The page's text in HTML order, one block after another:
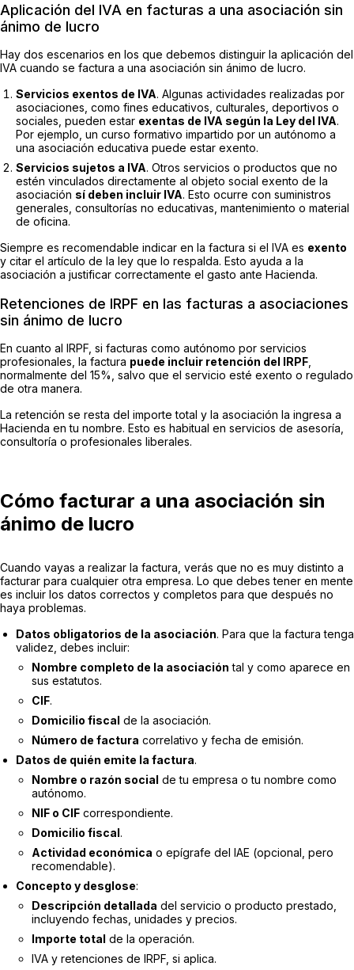
Aplicación del IVA en facturas a una asociación sin
ánimo de lucro
Hay dos escenarios en los que debemos distinguir la aplicación del
IVA cuando se factura a una asociación sin ánimo de lucro.
Servicios exentos de IVA. Algunas actividades realizadas por
asociaciones, como fines educativos, culturales, deportivos o
sociales, pueden estar exentas de IVA según la Ley del IVA.
Por ejemplo, un curso formativo impartido por un autónomo a
una asociación educativa puede estar exento.
Servicios sujetos a IVA. Otros servicios o productos que no
estén vinculados directamente al objeto social exento de la
asociación sí deben incluir IVA. Esto ocurre con suministros
generales, consultorías no educativas, mantenimiento o material
de oficina.
Siempre es recomendable indicar en la factura si el IVA es exento
y citar el artículo de la ley que lo respalda. Esto ayuda a la
asociación a justificar correctamente el gasto ante Hacienda.
Retenciones de IRPF en las facturas a asociaciones
sin ánimo de lucro
En cuanto al IRPF, si facturas como autónomo por servicios
profesionales, la factura puede incluir retención del IRPF
normalmente del 15%, salvo que el servicio esté exento o regulado
de otra manera.
La retención se resta del importe total y la asociación la ingresa a
Hacienda en tu nombre. Esto es habitual en servicios de asesoría,
consultoría o profesionales liberales.
Cómo facturar a una asociación sin
ánimo de lucro
Cuando vayas a realizar la factura, verás que no es muy distinto a
facturar para cualquier otra empresa. Lo que debes tener en mente
es incluir los datos correctos y completos para que después no
haya problemas.
Datos obligatorios de la asociación. Para que la factura tenga
validez, debes incluir:
Nombre completo de la asociación tal y como aparece en
sus estatutos.
CIF.
Domicilio fiscal de la asociación.
Número de factura correlativo y fecha de emisión.
Datos de quién emite la factura.
Nombre o razón social de tu empresa o tu nombre como
autónomo.
NIF o CIF correspondiente.
Domicilio fiscal.
Actividad económica o epígrafe del IAE (opcional, pero
recomendable).
Concepto y desglose:
Descripción detallada del servicio o producto prestado,
incluyendo fechas, unidades y precios.
Importe total de la operación.
IVA y retenciones de IRPF, si aplica.